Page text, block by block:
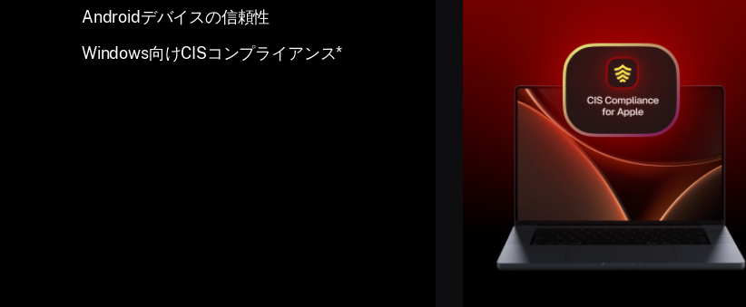
Androidデバイスの信頼性
Windows向けCISコンプライアンス*